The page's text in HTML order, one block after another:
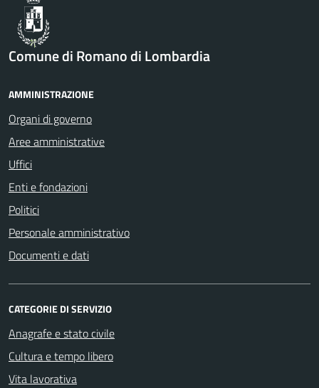
Comune di Romano di Lombardia
AMMINISTRAZIONE
Organi di governo
Aree amministrative
Uffici
Enti e fondazioni
Politici
Personale amministrativo
Documenti e dati
CATEGORIE DI SERVIZIO
Anagrafe e stato civile
Cultura e tempo libero
Vita lavorativa